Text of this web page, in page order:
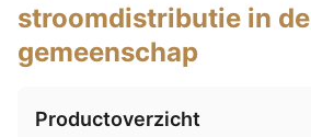
stroomdistributie in de
gemeenschap
Productoverzicht